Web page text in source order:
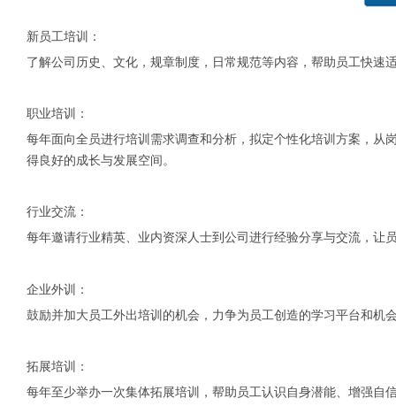
新员工培训：
了解公司历史、文化，规章制度，日常规范等内容，帮助员工快速
职业培训：
每年面向全员进行培训需求调查和分析，拟定个性化培训方案，
得良好的成长与发展空间。
行业交流：
每年邀请行业精英、业内资深人士到 公司 进行经验分享与交流，让
企业外训：
鼓励并加大员工外出培训的机会，力争为员工创造的学习平台和机
拓展培训：
每年至少举办一次集体拓展培训，帮助员工认识自身潜能、增强自